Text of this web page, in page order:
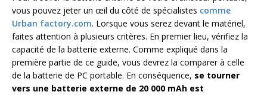
vous pouvez jeter un œil du côté de spécialistes comme
Urban factory.com. Lorsque vous serez devant le matériel,
faites attention à plusieurs critères. En premier lieu, vérifiez la
capacité de la batterie externe. Comme expliqué dans la
première partie de ce guide, vous devrez la comparer à celle
de la batterie de PC portable. En conséquence, se tourner
vers une batterie externe de 20 000 mAh est